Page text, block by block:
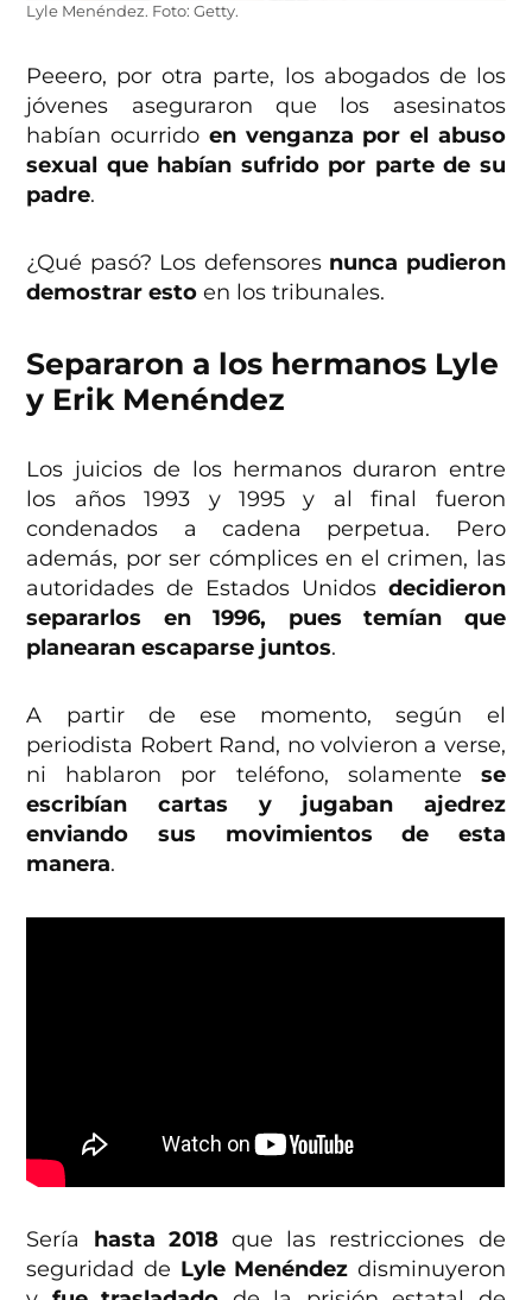
Lyle Menéndez. Foto: Getty.
Peeero, por otra parte, los abogados de los
jóvenes aseguraron que los asesinatos
habían ocurrido en venganza por el abuso
sexual que habían sufrido por parte de su
padre.
¿Qué pasó? Los defensores nunca pudieron
demostrar esto en los tribunales.
Separaron a los hermanos Lyle
y Erik Menéndez
Los juicios de los hermanos duraron entre
los años 1993 y 1995 y al final fueron
condenados a cadena perpetua. Pero
además, por ser cómplices en el crimen, las
autoridades de Estados Unidos decidieron
separarlos en 1996, pues temían que
planearan escaparse juntos.
A partir de ese momento, según el
periodista Robert Rand, no volvieron a verse,
ni hablaron por teléfono, solamente se
escribían cartas y jugaban ajedrez
enviando sus movimientos de esta
manera.
Sería hasta 2018que las restricciones de
seguridad de Lyle Menéndez disminuyeron